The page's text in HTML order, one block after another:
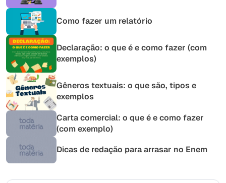
Como fazer um relatório
Declaração: o que é e como fazer (com
exemplos)
Gêneros textuais: o que são, tipos e
exemplos
Carta comercial: o que é e como fazer
(com exemplo)
Dicas de redação para arrasar no Enem